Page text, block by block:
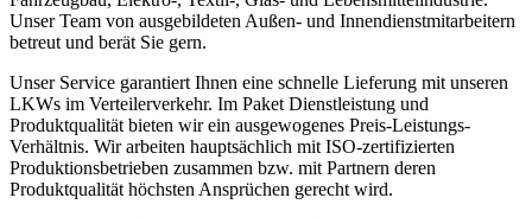
Unser Team von ausgebildeten Außen- und Innendienstmitarbeitern
betreut und berät Sie gern.
Unser Service garantiert Ihnen eine schnelle Lieferung mit unseren
LKWs im Verteilerverkehr. Im Paket Dienstleistung und
Produktqualität bieten wir ein ausgewogenes Preis-Leistungs-
Verhältnis. Wir arbeiten hauptsächlich mit ISO-zertifizierten
Produktionsbetrieben zusammen bzw. mit Partnern deren
Produktqualität höchsten Ansprüchen gerecht wird.